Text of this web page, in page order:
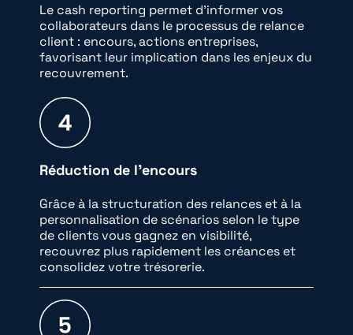
Le cash reporting permet d’informer vos
collaborateurs dans le processus de relance
client : encours, actions entreprises,
favorisant leur implication dans les enjeux du
recouvrement.
Réduction de l’encours
Grâce à la structuration des relances et à la
personnalisation de scénarios selon le type
de clients vous gagnez en visibilité,
recouvrez plus rapidement les créances et
consolidez votre trésorerie.